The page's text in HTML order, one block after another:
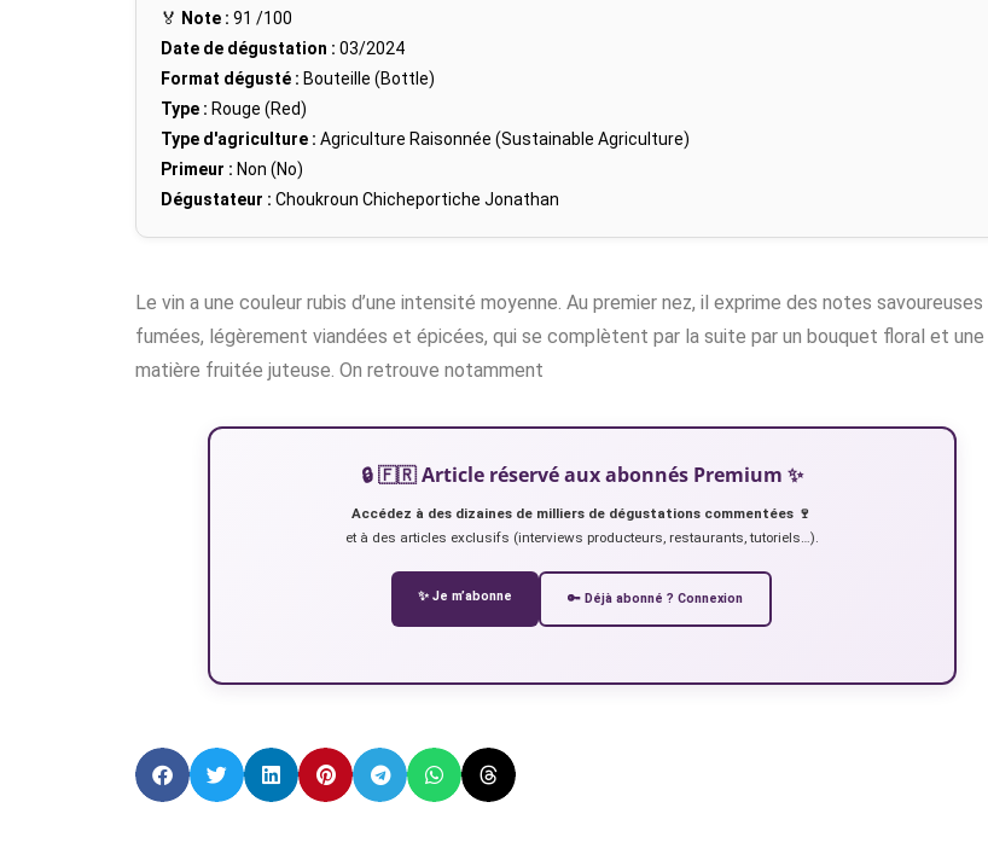
🏅 Note : 91 /100
Date de dégustation : 03/2024
Format dégusté : Bouteille (Bottle)
Type : Rouge (Red)
Type d'agriculture : Agriculture Raisonnée (Sustainable Agriculture)
Primeur : Non (No)
Dégustateur : Choukroun Chicheportiche Jonathan
Le vin a une couleur rubis d’une intensité moyenne. Au premier nez, il exprime des notes savoureuses
fumées, légèrement viandées et épicées, qui se complètent par la suite par un bouquet floral et une
matière fruitée juteuse. On retrouve notamment
🔒 🇫🇷 Article réservé aux abonnés Premium ✨
Accédez à des dizaines de milliers de dégustations commentées 🍷
et à des articles exclusifs (interviews producteurs, restaurants, tutoriels…).
✨ Je m’abonne 🔑 Déjà abonné ? Connexion